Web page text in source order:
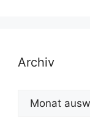
Archiv
Archiv